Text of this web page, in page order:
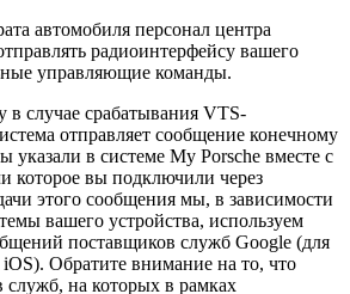
автомобиля персонал центра
радиоинтерфейсу вашего
управляющие команды.
в случае срабатывания VTS-
отправляет сообщение конечному
указали в системе My Porsche вместе с
которое вы подключили через
этого сообщения мы, в зависимости
вашего устройства, используем
поставщиков служб Google (для
Обратите внимание на то, что
служб, на которых в рамках